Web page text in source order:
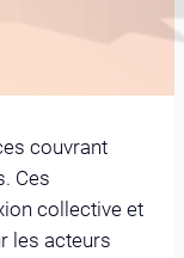
couvrant
Ces
collective et
les acteurs